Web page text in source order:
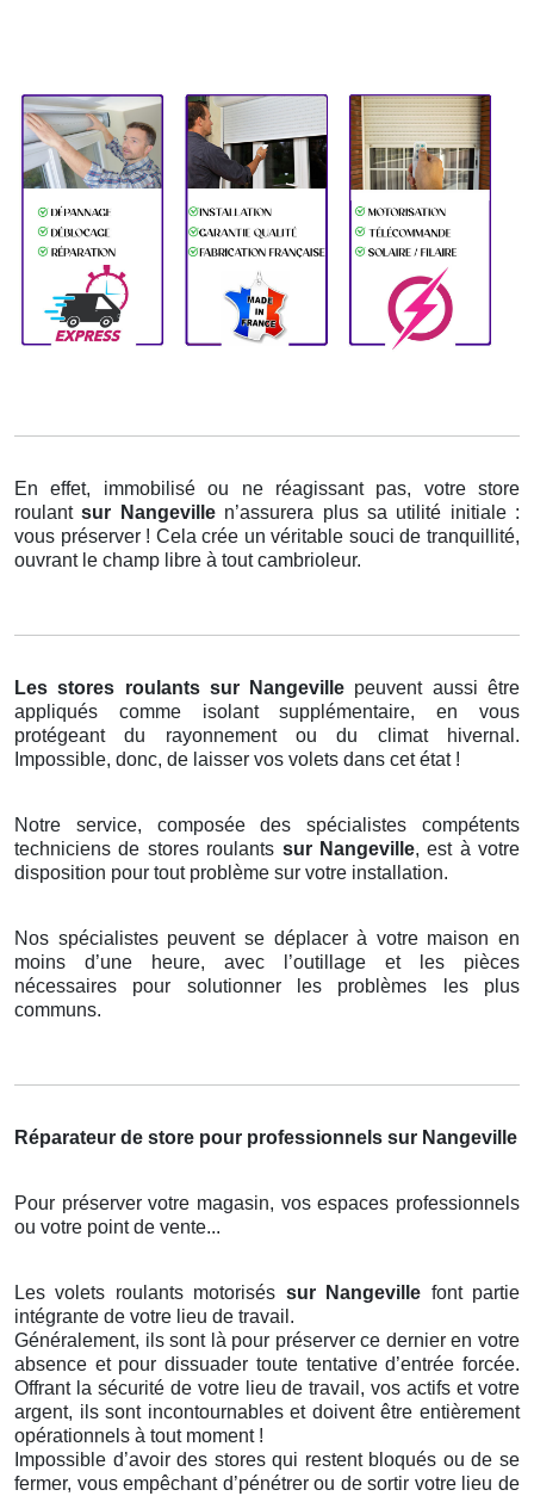
En effet, immobilisé ou ne réagissant pas, votre store
roulantsur Nangeville n’assurera plus sa utilité initiale :
vous préserver ! Cela crée un véritable souci de tranquillité,
ouvrant le champ libre à tout cambrioleur.
Les stores roulants sur Nangeville peuvent aussi être
appliqués comme isolant supplémentaire, en vous
protégeant du rayonnement ou du climat hivernal.
Impossible, donc, de laisser vos volets dans cet état !
Notre service, composée des spécialistes compétents
techniciens de stores roulants sur Nangeville, est à votre
disposition pour tout problème sur votre installation.
Nos spécialistes peuvent se déplacer à votre maison en
moins d’une heure, avec l’outillage et les pièces
nécessaires pour solutionner les problèmes les plus
communs.
Réparateur de store pour professionnels sur Nangeville
Pour préserver votre magasin, vos espaces professionnels
ou votre point de vente...
Les volets roulants motorisés sur Nangeville font partie
intégrante de votre lieu de travail.
Généralement, ils sont là pour préserver ce dernier en votre
absence et pour dissuader toute tentative d’entrée forcée.
Offrant la sécurité de votre lieu de travail, vos actifs et votre
argent, ils sont incontournables et doivent être entièrement
opérationnels à tout moment !
Impossible d’avoir des stores qui restent bloqués ou de se
fermer, vous empêchant d’pénétrer ou de sortir votre lieu de